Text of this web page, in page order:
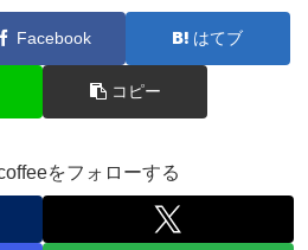
Facebook はてブ
コピー
をフォローする